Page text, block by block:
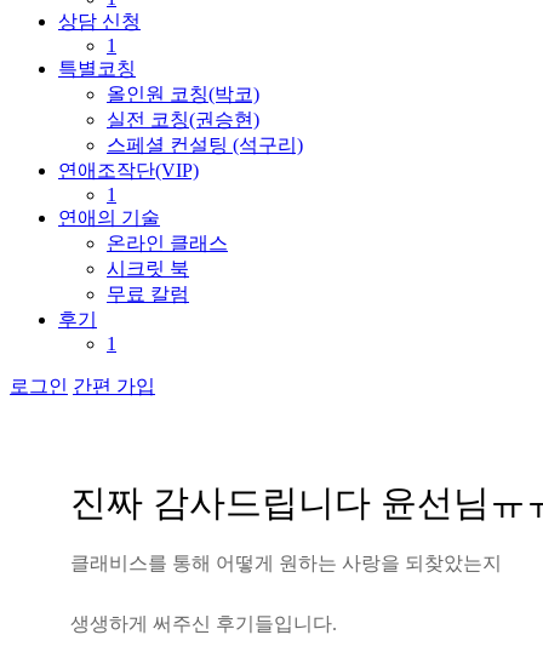
상담 신청
1
특별코칭
올인원 코칭(박코)
실전 코칭(권승현)
스페셜 컨설팅 (석구리)
연애조작단(VIP)
1
연애의 기술
온라인 클래스
시크릿 북
무료 칼럼
후기
1
로그인 간편 가입
진짜 감사드립 니다 윤선 님 ㅠ
클래 비 스를 통해 어 떻게 원하는 사랑을 되 찾았는지
생생하게 써 주신 후기 들입니 다.